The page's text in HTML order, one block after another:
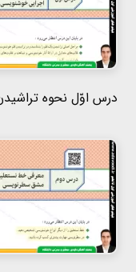
هفتم
هشتم
درس اوّل نحوه